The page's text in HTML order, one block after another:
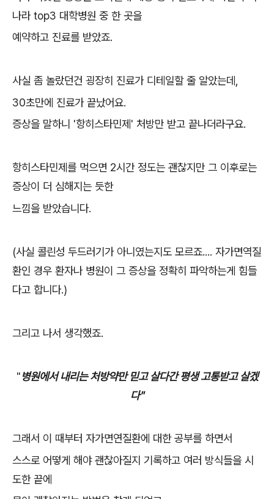
나라 top3 대학병원 중 한 곳을
예약하고 진료를 받았죠.
사실 좀 놀랐던건 굉장히 진료가 디테일할 줄 알았는데,
30초만에 진료가 끝났어요.
증상을 말하니 '항히스타민제' 처방만 받고 끝나더라구요.
항히스타민제를 먹으면 2시간 정도는 괜찮지만 그 이후로는
증상이 더 심해지는 듯한
느낌을 받았습니다.
(사실 콜린성 두드러기가 아니였는지도 모르죠.... 자가면역질
환인 경우 환자나 병원이 그 증상을 정확히 파악하는게 힘들
다고 합니다.)
그리고 나서 생각했죠.
"병원에서 내리는 처방약만 믿고 살다간 평생 고통받고 살겠
다"
그래서 이 때부터 자가면연질환에 대한 공부를 하면서
스스로 어떻게 해야 괜찮아질지 기록하고 여러 방식들을 시
도한 끝에